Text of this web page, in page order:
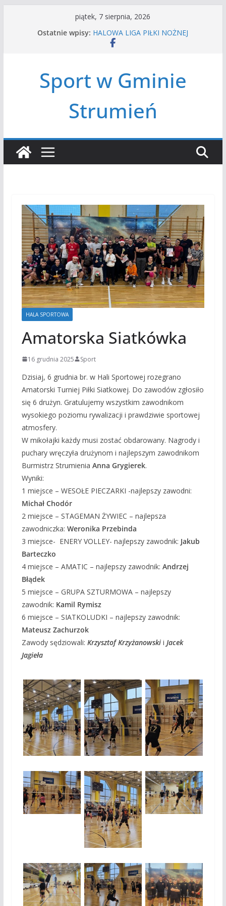
piątek, 7 sierpnia, 2026
Ostatnie wpisy: HALOWA LIGA PIŁKI NOŻNEJ
LATO W MIEŚCIE’2026
Czwórbój lekkoatletyczny
Sport w Gminie
Strumień
HALA SPORTOWA
Amatorska Siatkówka
16 grudnia 2025 Sport
Dzisiaj, 6 grudnia br. w Hali Sportowej rozegrano
Amatorski Turniej Piłki Siatkowej. Do zawodów zgłosiło
się 6 drużyn. Gratulujemy wszystkim zawodnikom
wysokiego poziomu rywalizacji i prawdziwie sportowej
atmosfery.
W mikołajki każdy musi zostać obdarowany. Nagrody i
puchary wręczyła drużynom i najlepszym zawodnikom
Burmistrz Strumienia Anna Grygierek.
Wyniki:
1 miejsce – WESOŁE PIECZARKI -najlepszy zawodni:
Michał Chodór
2 miejsce – STAGEMAN ŻYWIEC – najlepsza
zawodniczka: Weronika Przebinda
3 miejsce- ENERY VOLLEY- najlepszy zawodnik: Jakub
Barteczko
4 miejsce – AMATIC – najlepszy zawodnik: Andrzej
Błądek
5 miejsce – GRUPA SZTURMOWA – najlepszy
zawodnik: Kamil Rymisz
6 miejsce – SIATKOLUDKI – najlepszy zawodnik:
Mateusz Zachurzok
Zawody sędziowali: Krzysztof Krzyżanowskii Jacek
Jagieła